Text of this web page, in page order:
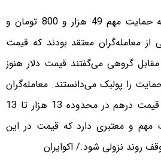
با کاهش دلار و رسیدن به حمایت مهم 49 هزار و 800 تومان و
برخی از معامله‌گران معتقد بودند که قیمت
گروهی می‌گفتند قیمت دلار هنوز
را پولبک می‌دانستند. معامله‌گران
فنی معتقدند در بلندمدت قیمت درهم در محدوده 13 هزار تا 13
حمایت مهم و معتبری دارد که قیمت در این
روند نزولی شود./ اکوایران